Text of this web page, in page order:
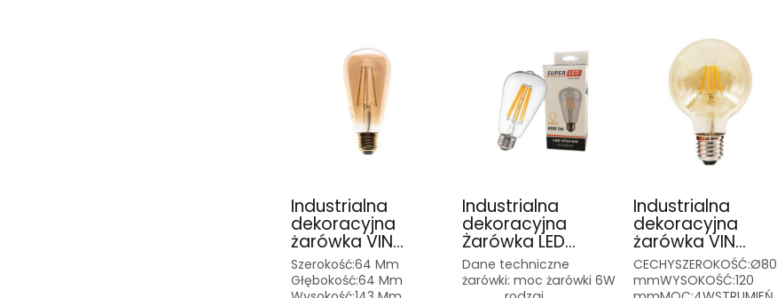
Industrialna
dekoracyjna
żarówka VIN...
Szerokość:64 Mm
Głębokość:64 Mm
Industrialna
dekoracyjna
Żarówka LED...
Dane techniczne
żarówki: moc żarówki 6W
Industrialna
dekoracyjna
żarówka VIN...
CECHYSZEROKOŚĆ:Ø80
mmWYSOKOŚĆ:120